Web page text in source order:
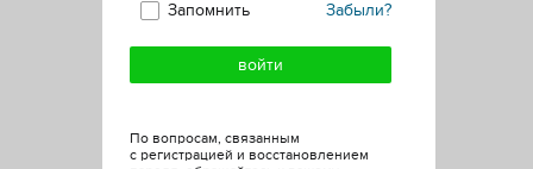
Забыли?
Запомнить
По вопросам, связанным
с регистрацией и восстановлением